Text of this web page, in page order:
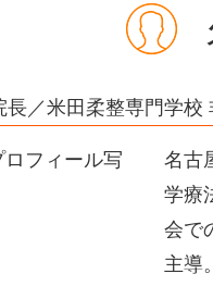
長／米田柔整専門学校
名古
学療
会で
主導